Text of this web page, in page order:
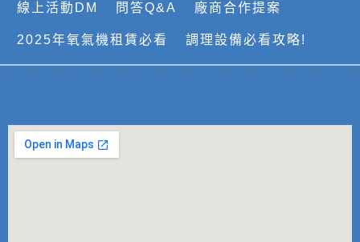
線上活動DM 問答Q&A 廠商合作提案
2025年氧氣機租賃必看 調理設備必看攻略!